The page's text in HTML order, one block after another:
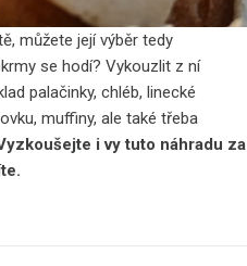
můžete její výběr tedy
se hodí? Vykouzlit z ní
palačinky, chléb, linecké
muffiny, ale také třeba
i vy tuto náhradu za